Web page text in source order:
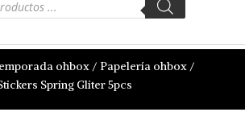
ohbox/ Papelería ohbox/
Spring Gliter 5pcs